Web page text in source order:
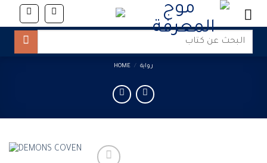
content
Search
HOME / رواية